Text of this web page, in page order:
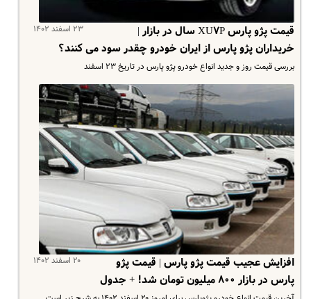
۲۳ اسفند ۱۴۰۲
قیمت پژو پارس XU۷P سال در بازار |
خریداران پژو پارس از ایران خودرو چقدر سود می کنند؟
بررسی قیمت روز و جدید انواع خودرو پژو پارس در تاریخ ۲۳ اسفند
۲۰ اسفند ۱۴۰۲
افزایش عجیب قیمت پژو پارس | قیمت پژو
پارس در بازار ۸۰۰ میلیون تومان شد! + جدول